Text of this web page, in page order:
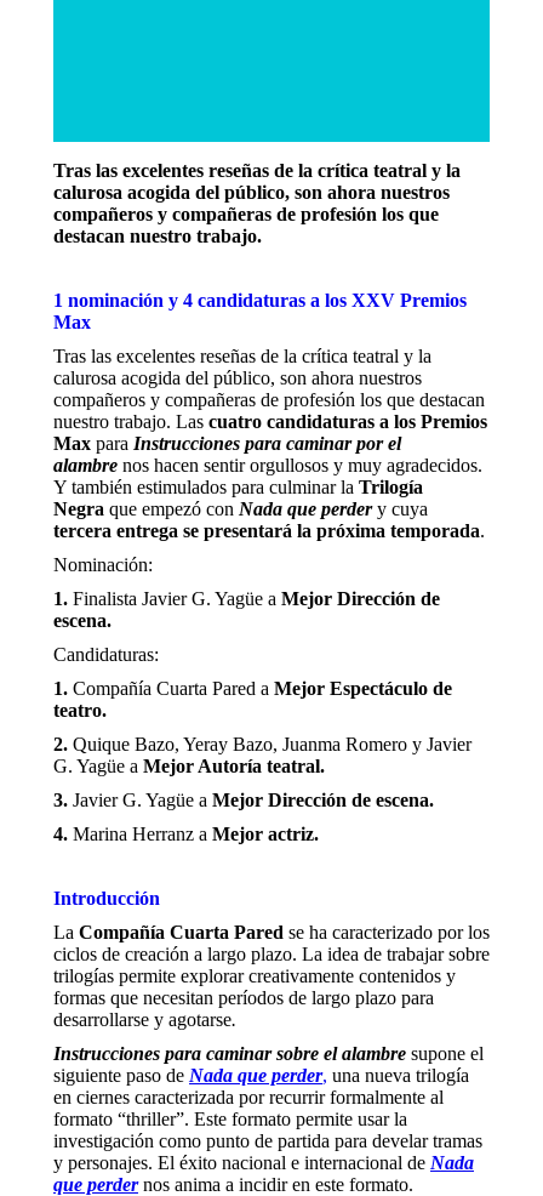
Tras las excelentes reseñas de la crítica teatral y la
calurosa acogida del público, son ahora nuestros
compañeros y compañeras de profesión los que
destacan nuestro trabajo.
1 nominación y 4 candidaturas a los XXV Premios
Max
Tras las excelentes reseñas de la crítica teatral y la
calurosa acogida del público, son ahora nuestros
compañeros y compañeras de profesión los que destacan
nuestro trabajo. Las cuatro candidaturas a los Premios
Max para Instrucciones para caminar por el
alambre nos hacen sentir orgullosos y muy agradecidos.
Y también estimulados para culminar la Trilogía
Negra que empezó con Nada que perder y cuya
tercera entrega se presentará la próxima temporada.
Nominación:
1. Finalista Javier G. Yagüe a Mejor Dirección de
escena.
Candidaturas:
1. Compañía Cuarta Pared a Mejor Espectáculo de
teatro.
2. Quique Bazo, Yeray Bazo, Juanma Romero y Javier
G. Yagüe a Mejor Autoría teatral.
3. Javier G. Yagüe a Mejor Dirección de escena.
4. Marina Herranz a Mejor actriz.
Introducción
La Compañía Cuarta Pared se ha caracterizado por los
ciclos de creación a largo plazo. La idea de trabajar sobre
trilogías permite explorar creativamente contenidos y
formas que necesitan períodos de largo plazo para
desarrollarse y agotarse.
Instrucciones para caminar sobre el alambre supone el
siguiente paso de Nada que perder, una nueva trilogía
en ciernes caracterizada por recurrir formalmente al
formato “thriller”. Este formato permite usar la
investigación como punto de partida para develar tramas
y personajes. El éxito nacional e internacional de Nada
que perdernos anima a incidir en este formato.